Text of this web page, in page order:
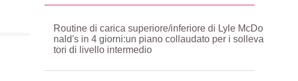
Routine di carica superiore/inferiore di Lyle McDo
nald's in 4 giorni:un piano collaudato per i solleva
tori di livello intermedio